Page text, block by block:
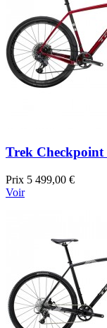
Trek Checkpoint
Prix 5 499,00 €
Voir